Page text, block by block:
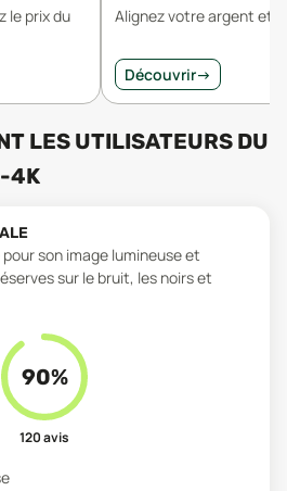
le prix du
Alignez votre argent et
Découvrir→
LES UTILISATEURS DU
4K
son image lumineuse et
sur le bruit, les noirs et
90%
120avis